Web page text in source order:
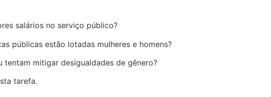
salários no serviço público?
públicas estão lotadas mulheres e homens?
tentam mitigar desigualdades de gênero?
tarefa.